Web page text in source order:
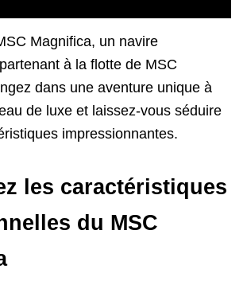
Magnifica, un navire
à la flotte de MSC
dans une aventure unique à
de luxe et laissez-vous séduire
impressionnantes.
les caractéristiques
du MSC